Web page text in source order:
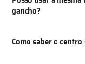
gancho?
Como saber o